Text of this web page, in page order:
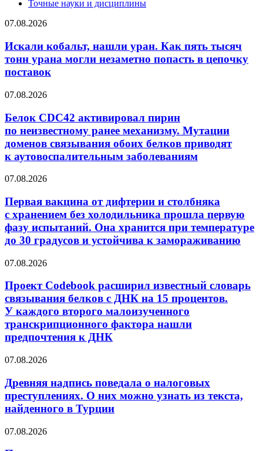
Точные науки и дисциплины
Искали
нашли
уран.
Как
пять
тонн
могли
незаметно
попасть
в цепочку
поставок
07.08.2026
Искали кобальт, нашли уран. Как пять тысяч
тонн урана могли незаметно попасть в цепочку
поставок
Белок
активировал
пирин
по неизвестному
ранее
механизму.
доменов
обоих
белков
приводят
к аутовоспалительным
заболеваниям
07.08.2026
Белок CDC42 активировал пирин
по неизвестному ранее механизму. Мутации
доменов связывания обоих белков приводят
к аутовоспалительным заболеваниям
Первая
от дифтерии
и столбняка
с хранением
без
холодильника
первую
испытаний.
Она
хранится
при
температуре
до 30 градусов
к замораживанию
07.08.2026
Первая вакцина от дифтерии и столбняка
с хранением без холодильника прошла первую
фазу испытаний. Она хранится при температуре
до 30 градусов и устойчива к замораживанию
Проект
расширил
известный
словарь
связывания
белков
с ДНК
У каждого
малоизученного
транскрипционного
фактора
нашли
к ДНК
07.08.2026
Проект Codebook расширил известный словарь
связывания белков с ДНК на 15 процентов.
У каждого второго малоизученного
транскрипционного фактора нашли
предпочтения к ДНК
Древняя
поведала
о налоговых
преступлениях.
О них
узнать
07.08.2026
Древняя надпись поведала о налоговых
преступлениях. О них можно узнать из текста,
найденного в Турции
При
07.08.2026